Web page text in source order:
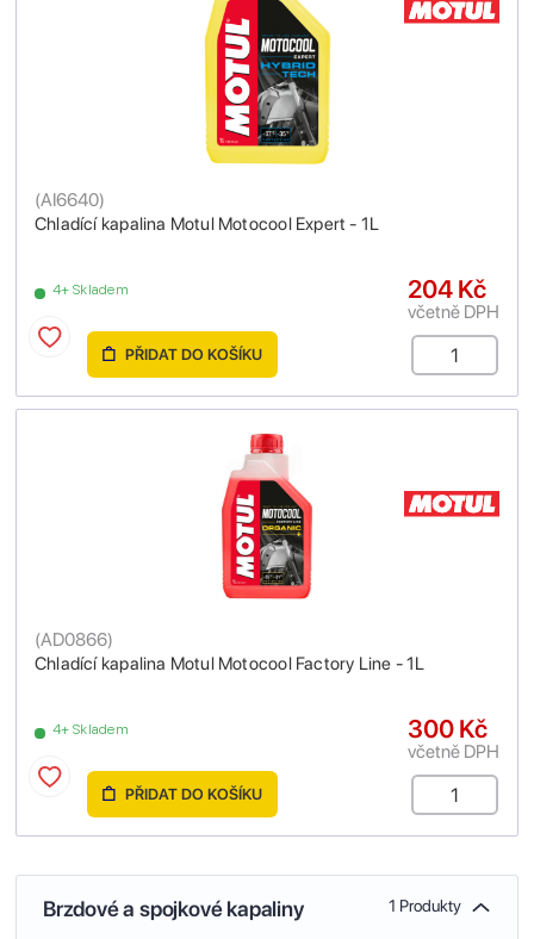
Chladící kapalina Motul Motocool Expert - 1L
(AI6640)
4+ Skladem 204 Kč
včetně DPH
PŘIDAT DO KOŠÍKU
Chladící kapalina Motul Motocool Factory Line - 1L
(AD0866)
4+ Skladem 300 Kč
včetně DPH
PŘIDAT DO KOŠÍKU
Brzdové a spojkové kapaliny 1 Produkty